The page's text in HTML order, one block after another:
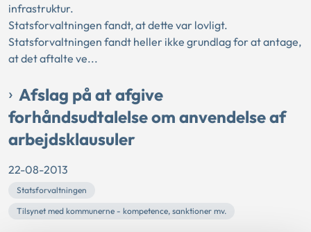
infrastruktur.
Statsforvaltningen fandt, at dette var lovligt.
Statsforvaltningen fandt heller ikke grundlag for at antage,
at det aftalte ve...
Afslag på at afgive
forhåndsudtalelse om anvendelse af
arbejdsklausuler
22-08-2013
Statsforvaltningen
Tilsynet med kommunerne - kompetence, sanktioner mv.